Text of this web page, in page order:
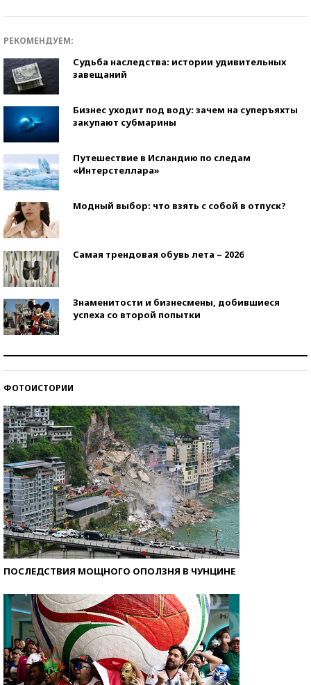
РЕКОМЕНДУЕМ:
Судьба наследства: истории удивительных
завещаний
Бизнес уходит под воду: зачем на суперъяхты
закупают субмарины
Путешествие в Исландию по следам
«Интерстеллара»
Модный выбор: что взять с собой в отпуск?
Самая трендовая обувь лета – 2026
Знаменитости и бизнесмены, добившиеся
успеха со второй попытки
ФОТОИСТОРИИ
ПОСЛЕДСТВИЯ МОЩНОГО ОПОЛЗНЯ В ЧУНЦИНЕ